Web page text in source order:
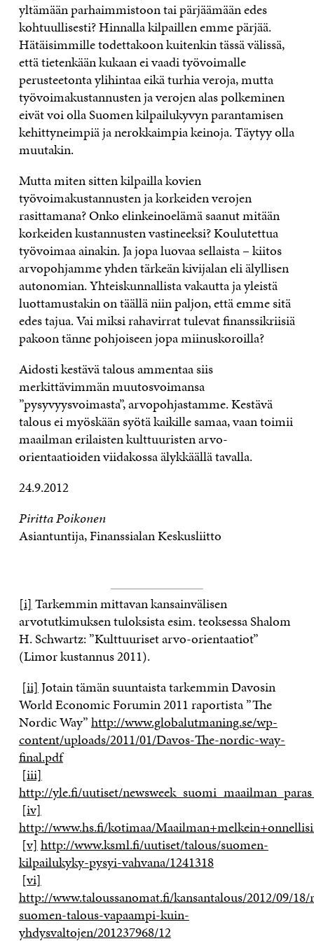
yltämään parhaimmistoon tai pärjäämään edes
kohtuullisesti? Hinnalla kilpaillen emme pärjää.
Hätäisimmille todettakoon kuitenkin tässä välissä,
että tietenkään kukaan ei vaadi työvoimalle
perusteetonta ylihintaa eikä turhia veroja, mutta
työvoimakustannusten ja verojen alas polkeminen
eivät voi olla Suomen kilpailukyvyn parantamisen
kehittyneimpiä ja nerokkaimpia keinoja. Täytyy olla
muutakin.
Mutta miten sitten kilpailla kovien
työvoimakustannusten ja korkeiden verojen
rasittamana? Onko elinkeinoelämä saanut mitään
korkeiden kustannusten vastineeksi? Koulutettua
työvoimaa ainakin. Ja jopa luovaa sellaista – kiitos
arvopohjamme yhden tärkeän kivijalan eli älyllisen
autonomian. Yhteiskunnallista vakautta ja yleistä
luottamustakin on täällä niin paljon, että emme sitä
edes tajua. Vai miksi rahavirrat tulevat finanssikriisiä
pakoon tänne pohjoiseen jopa miinuskoroilla?
Aidosti kestävä talous ammentaa siis
merkittävimmän muutosvoimansa
”pysyvyysvoimasta”, arvopohjastamme. Kestävä
talous ei myöskään syötä kaikille samaa, vaan toimii
maailman erilaisten kulttuuristen arvo-
orientaatioiden viidakossa älykkäällä tavalla.
24.9.2012
Piritta Poikonen
Asiantuntija, Finanssialan Keskusliitto
[i] Tarkemmin mittavan kansainvälisen
arvotutkimuksen tuloksista esim. teoksessa Shalom
H. Schwartz: ”Kulttuuriset arvo-orientaatiot”
(Limor kustannus 2011).
[ii] Jotain tämän suuntaista tarkemmin Davosin
World Economic Forumin 2011 raportista ”The
Nordic Way”http://www.globalutmaning.se/wp-
content/uploads/2011/01/Davos-The-nordic-way-
final.pdf
[iii]
http://yle.fi/uutiset/
[iv]
http://www.hs.fi/kotimaa/
[v] http://www.ksml.fi/uutiset/talous/suomen-
kilpailukyky-pysyi-vahvana/1241318
[vi]
http://www.taloussanomat.fi/kansantalous/2012/09/
suomen-talous-vapaampi-kuin-
yhdysvaltojen/201237968/12